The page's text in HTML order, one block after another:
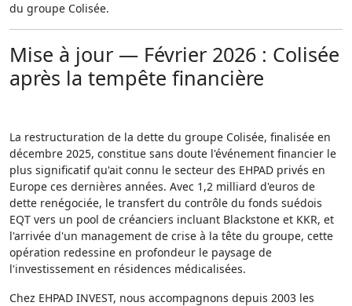
du groupe Colisée.
Mise à jour — Février 2026 : Colisée
après la tempête financière
La restructuration de la dette du groupe Colisée, finalisée en
décembre 2025, constitue sans doute l'événement financier le
plus significatif qu'ait connu le secteur des EHPAD privés en
Europe ces dernières années. Avec 1,2 milliard d'euros de
dette renégociée, le transfert du contrôle du fonds suédois
EQT vers un pool de créanciers incluant Blackstone et KKR, et
l'arrivée d'un management de crise à la tête du groupe, cette
opération redessine en profondeur le paysage de
l'investissement en résidences médicalisées.
Chez EHPAD INVEST, nous accompagnons depuis 2003 les